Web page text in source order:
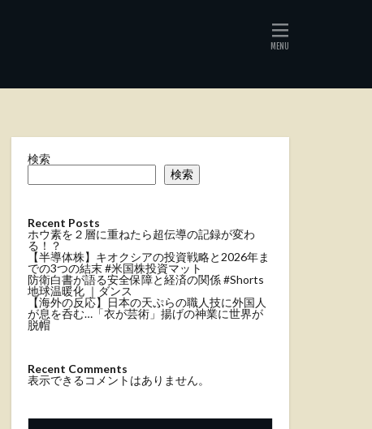
検索
検索
Recent Posts
ホウ素を２層に重ねたら超伝導の記録が変わ
る！？
【半導体株】キオクシアの投資戦略と2026年ま
での3つの結末 #米国株投資マット
防衛白書が語る安全保障と経済の関係 #Shorts
地球温暖化 ｜ダンス
【海外の反応】日本の天ぷらの職人技に外国人
が息を呑む…「衣が芸術」揚げの神業に世界が
脱帽
Recent Comments
表示できるコメントはありません。